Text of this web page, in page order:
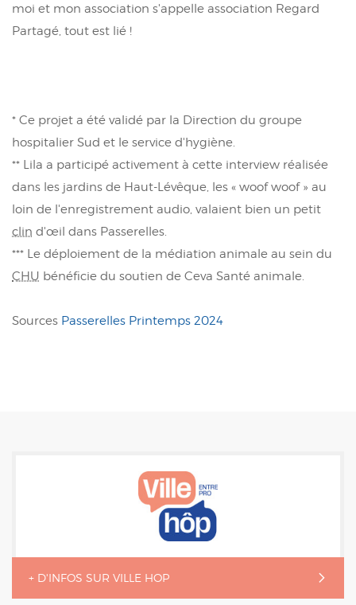
moi et mon association s'appelle association Regard
Partagé, tout est lié !
* Ce projet a été validé par la Direction du groupe
hospitalier Sud et le service d'hygiène.
** Lila a participé activement à cette interview réalisée
dans les jardins de Haut-Lévêque, les « woof woof » au
loin de l'enregistrement audio, valaient bien un petit
clin d'œil dans Passerelles.
*** Le déploiement de la médiation animale au sein du
CHU bénéficie du soutien de Ceva Santé animale.
Sources Passerelles Printemps 2024
+ D'INFOS SUR VILLE HOP